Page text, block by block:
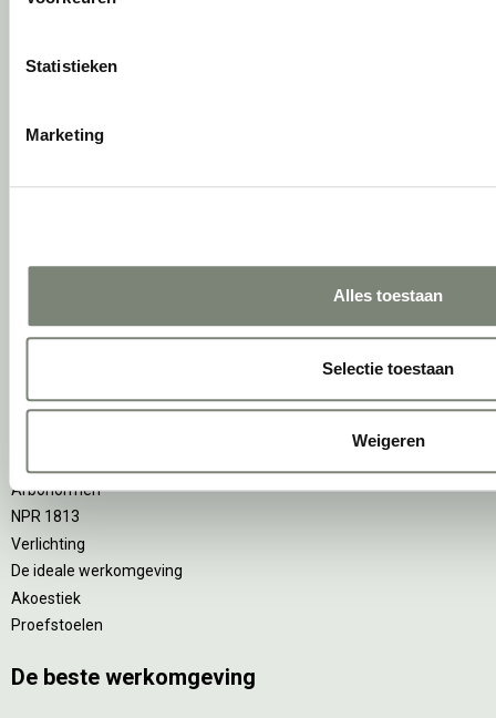
Statistieken
Marketing
Alles toestaan
Selectie toestaan
Weigeren
Vergaderen
Vitaliteit
Arbonormen
NPR 1813
Verlichting
De ideale werkomgeving
Akoestiek
Proefstoelen
De beste werkomgeving